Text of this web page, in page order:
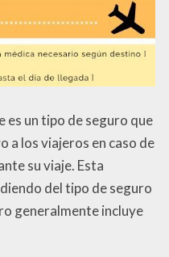
es un tipo de seguro que
a los viajeros en caso de
su viaje. Esta
del tipo de seguro
generalmente incluye